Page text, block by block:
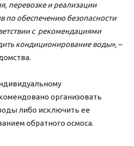
перевозке и реализации
по обеспечению безопасности
с рекомендациями
кондиционирование воды», –
организовать
либо исключить ее
обратного осмоса.